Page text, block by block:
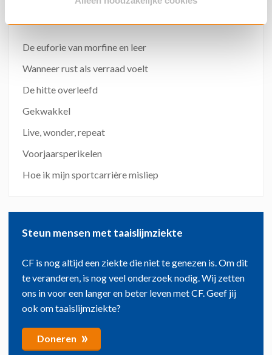
De euforie van morfine en leer
Wanneer rust als verraad voelt
De hitte overleefd
Gekwakkel
Live, wonder, repeat
Voorjaarsperikelen
Hoe ik mijn sportcarrière misliep
Steun mensen met taaislijmziekte
CF is nog altijd een ziekte die niet te genezen is. Om dit
te veranderen, is nog veel onderzoek nodig. Wij zetten
ons in voor een langer en beter leven met CF. Geef jij
ook om taaislijmziekte?
Doneren »